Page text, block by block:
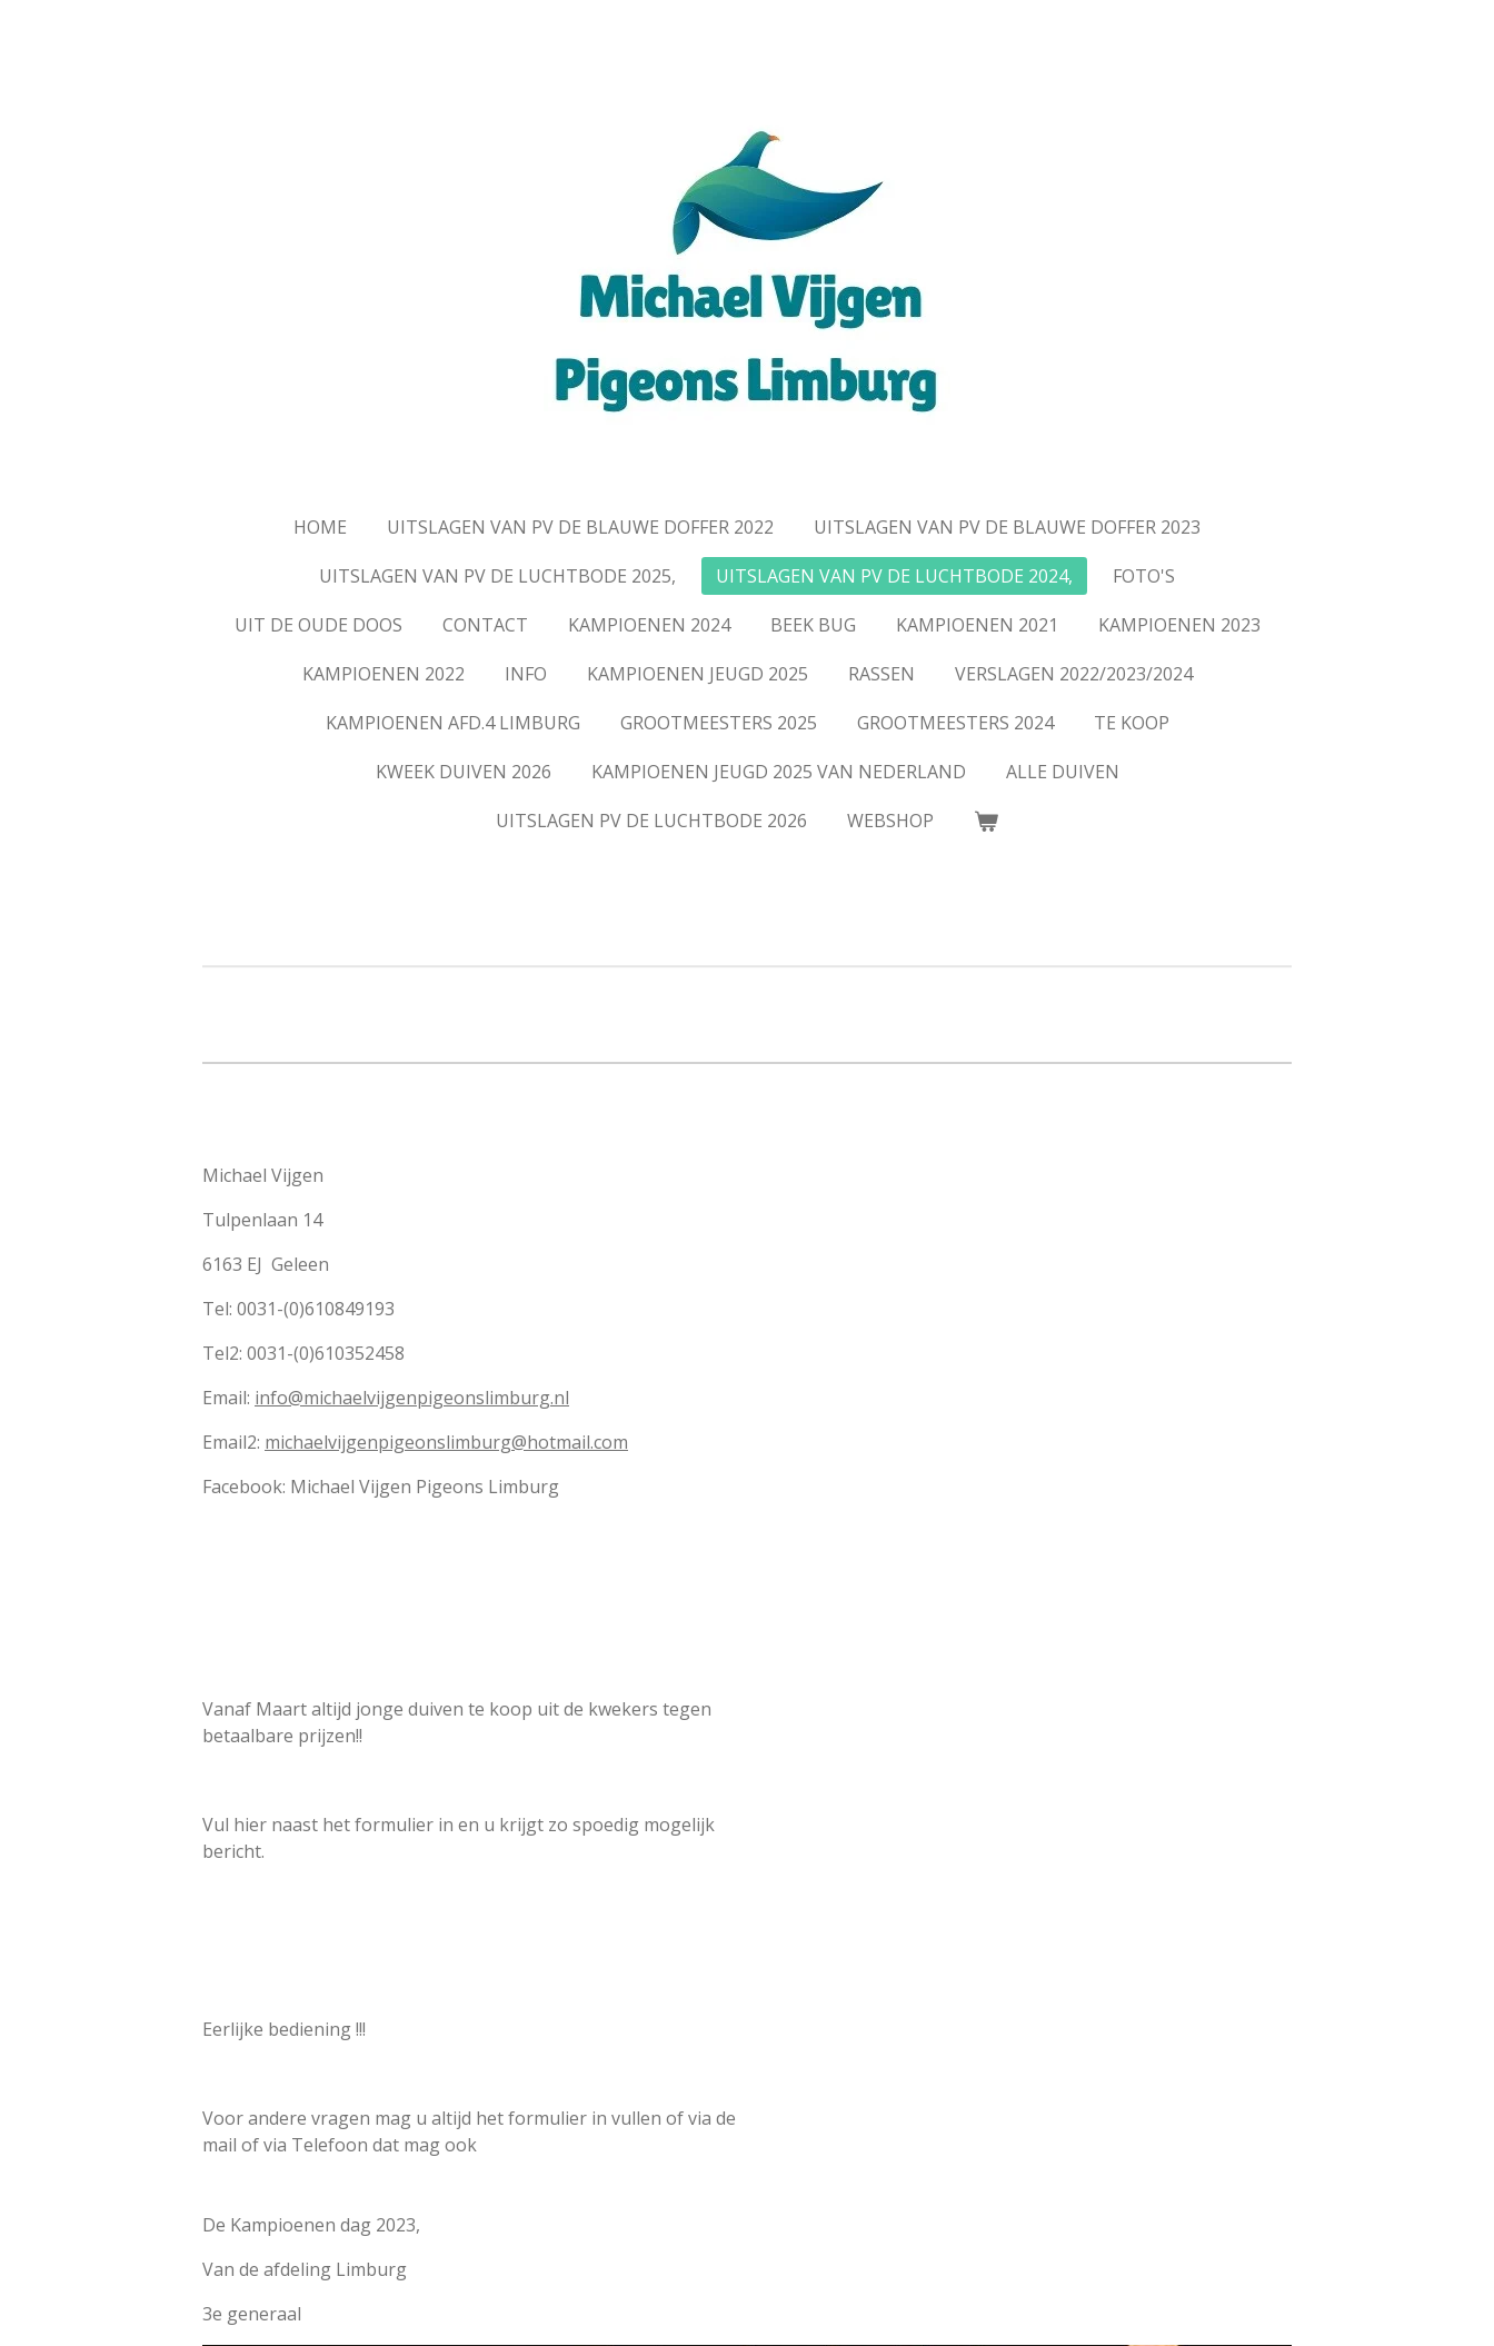
HOME UITSLAGEN VAN PV DE BLAUWE DOFFER 2022
UITSLAGEN VAN PV DE BLAUWE DOFFER 2023
UITSLAGEN VAN PV DE LUCHTBODE 2025,
UITSLAGEN VAN PV DE LUCHTBODE 2024,
FOTO'S
UIT DE OUDE DOOS
CONTACT KAMPIOENEN 2024 BEEK BUG KAMPIOENEN 2021
KAMPIOENEN 2023
KAMPIOENEN 2022
INFO KAMPIOENEN JEUGD 2025 RASSEN
VERSLAGEN 2022/2023/2024
KAMPIOENEN AFD.4 LIMBURG
GROOTMEESTERS 2025 GROOTMEESTERS 2024
TE KOOP
KWEEK DUIVEN 2026
KAMPIOENEN JEUGD 2025 VAN NEDERLAND
ALLE DUIVEN
UITSLAGEN PV DE LUCHTBODE 2026
WEBSHOP
Michael Vijgen
Tulpenlaan 14
6163 EJ Geleen
Tel: 0031-(0)610849193
Tel2: 0031-(0)610352458
Email: info@michaelvijgenpigeonslimburg.nl
Email2: michaelvijgenpigeonslimburg@hotmail.com
Facebook: Michael Vijgen Pigeons Limburg
Vanaf Maart altijd jonge duiven te koop uit de kwekers tegen
betaalbare prijzen!!
Vul hier naast het formulier in en u krijgt zo spoedig mogelijk
bericht.
Eerlijke bediening !!!
Voor andere vragen mag u altijd het formulier in vullen of via de
mail of via Telefoon dat mag ook
De Kampioenen dag 2023,
Van de afdeling Limburg
3e generaal